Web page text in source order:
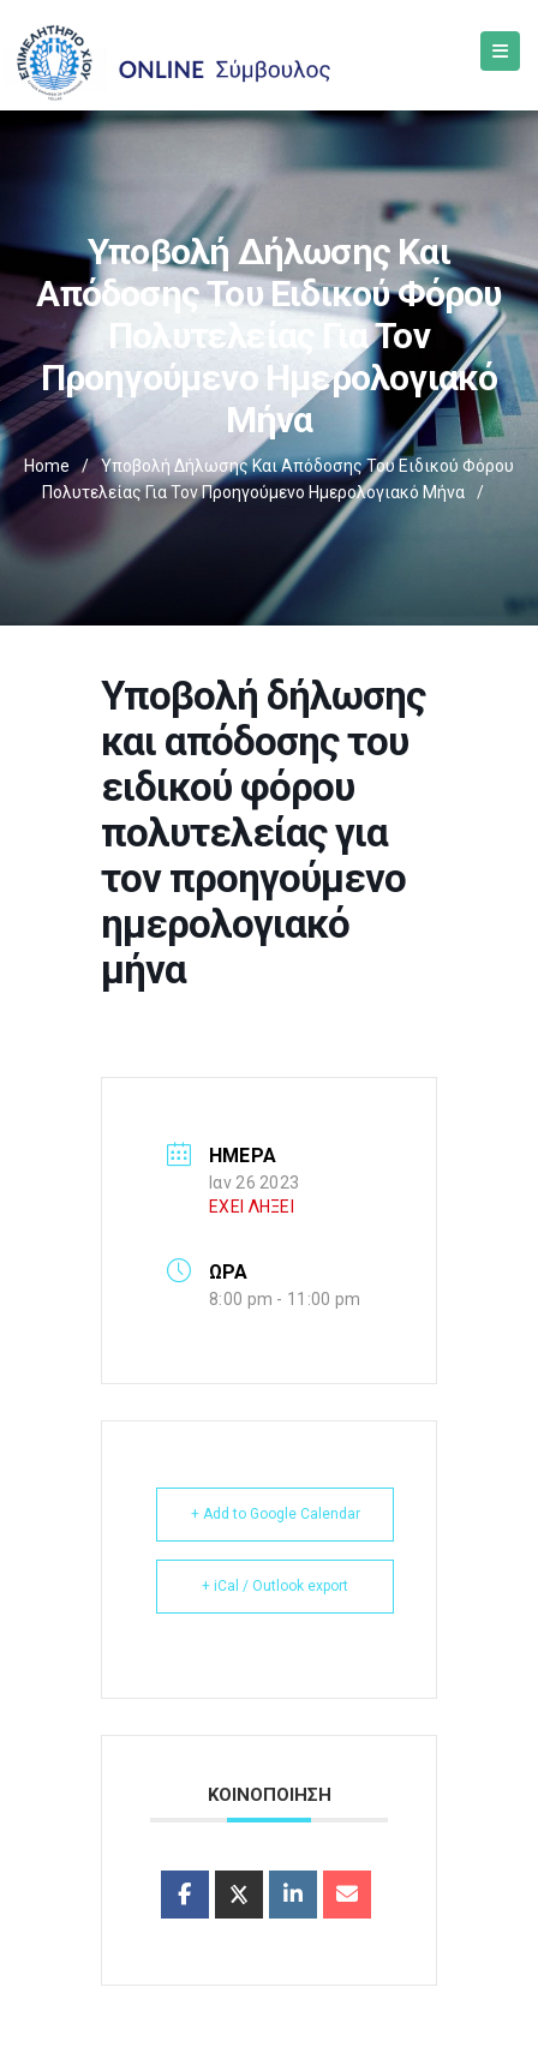
Υποβολή Δήλωσης Και
Απόδοσης Του Ειδικού Φόρου
Πολυτελείας Για Τον
Προηγούμενο Ημερολογιακό
Μήνα
Home /
Υποβολή Δήλωσης Και Απόδοσης Του Ειδικού Φόρου
Πολυτελείας Για Τον Προηγούμενο Ημερολογιακό Μήνα
/
Υποβολή δήλωσης
και απόδοσης του
ειδικού φόρου
πολυτελείας για
τον προηγούμενο
ημερολογιακό
μήνα
ΗΜΕΡΑ
Ιαν 26 2023
ΕΧΕΙ ΛΗΞΕΙ
ΩΡΑ
8:00 pm - 11:00 pm
+ Add to Google Calendar
+ iCal / Outlook export
ΚΟΙΝΟΠΟΙΗΣΗ